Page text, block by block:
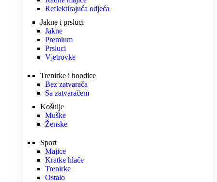
Reflektirajuća odjeća
Jakne i prsluci
Jakne
Premium
Prsluci
Vjetrovke
Trenirke i hoodice
Bez zatvarača
Sa zatvaračem
Košulje
Muške
Ženske
Sport
Majice
Kratke hlače
Trenirke
Ostalo